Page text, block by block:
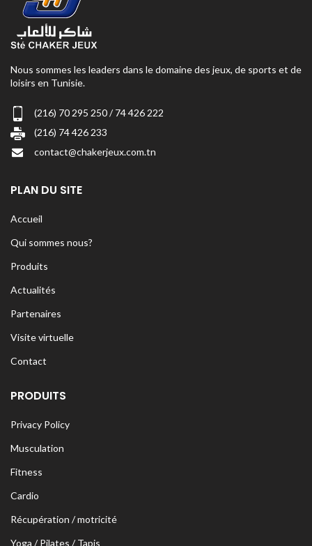
Nous sommes les leaders dans le domaine des jeux, de sports et de
loisirs en Tunisie.
(216) 70 295 250 / 74 426 222
(216) 74 426 233
contact@chakerjeux.com.tn
PLAN DU SITE
Accueil
Qui sommes nous?
Produits
Actualités
Partenaires
Visite virtuelle
Contact
PRODUITS
Privacy Policy
Musculation
Fitness
Cardio
Récupération / motricité
Yoga / Pilates / Tapis